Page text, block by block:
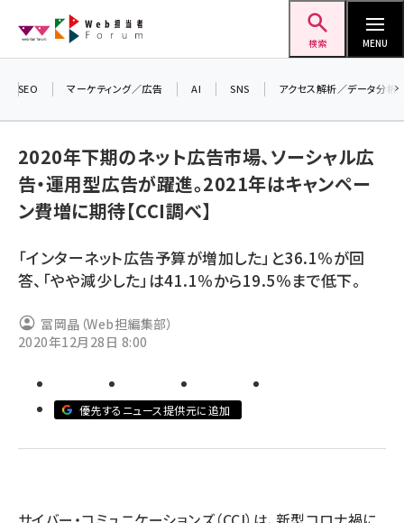
ン
検索 MENU
seo (3538)
youtube (2444)
セミナー (2315)
meo (1281)
SEO マーケティング／広告 AI SNS アクセス解析／データ分析
2020年下期のネット広告市場、ソーシャル広
告・運用型広告が躍進。2021年はキャンペー
ン費増に期待【CCI調べ】
「インターネット広告予算が増加した」と36.1％が回
答、「やや減少した」は41.1％から19.5％まで低下。
冨岡晶（Web担編集部）
2020年12月28日 8:00
優先するニュース提供元に追加